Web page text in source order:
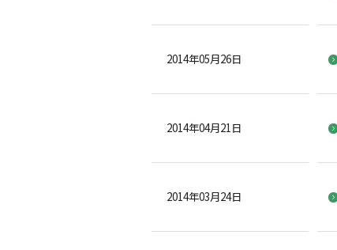
2014年05月26日
2014年04月21日
2014年03月24日